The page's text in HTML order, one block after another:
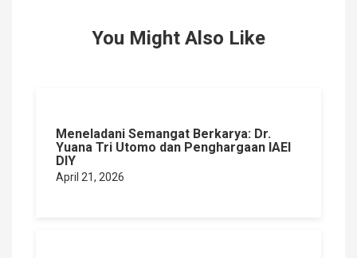
You Might Also Like
Meneladani Semangat Berkarya: Dr.
Yuana Tri Utomo dan Penghargaan IAEI
DIY
April 21, 2026